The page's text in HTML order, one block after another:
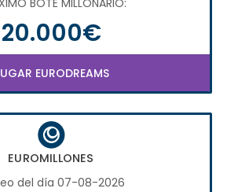
BOTE MILLONARIO:
20.000€
EURODREAMS
EUROMILLONES
del día 07-08-2026